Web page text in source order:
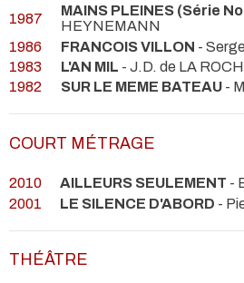
1987 MAINS PLEINES (Série
HEYNEMANN
1986
FRANCOIS VILLON -
1983
L'AN MIL - J.D. de LA
1982
SUR LE MEME BATEAU -
COURT MÉTRAGE
2010 AILLEURS SEULEMENT -
2001
LE SILENCE D'ABORD -
THÉÂTRE